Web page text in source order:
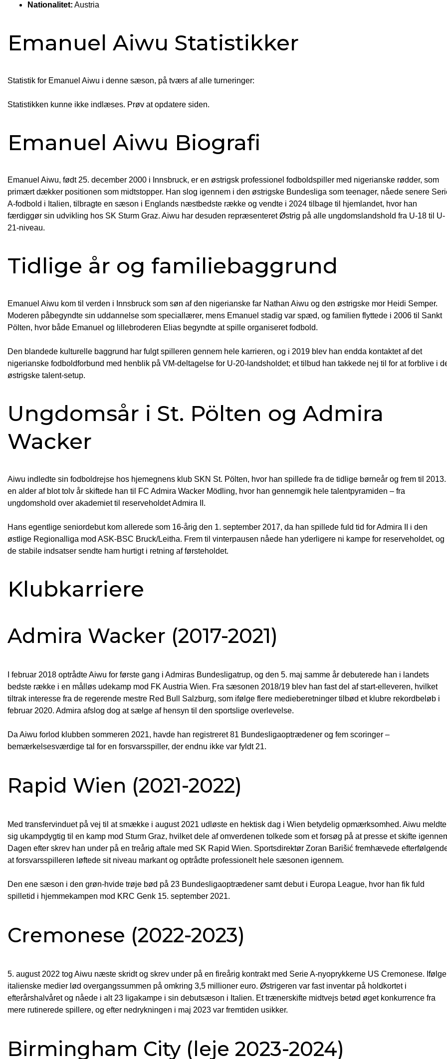
Nationalitet: Austria
Emanuel Aiwu Statistikker
Statistik for Emanuel Aiwu i denne sæson, på tværs af alle turneringer:
Statistikken kunne ikke indlæses. Prøv at opdatere siden.
Emanuel Aiwu Biografi
Emanuel Aiwu, født 25. december 2000 i Innsbruck, er en østrigsk professionel fodboldspiller med nigerianske rødder, som
primært dækker positionen som midtstopper. Han slog igennem i den østrigske Bundesliga som teenager, nåede senere
A-fodbold i Italien, tilbragte en sæson i Englands næstbedste række og vendte i 2024 tilbage til hjemlandet, hvor han
færdiggør sin udvikling hos SK Sturm Graz. Aiwu har desuden repræsenteret Østrig på alle ungdomslandshold fra U-18 til U-
21-niveau.
Tidlige år og familiebaggrund
Emanuel Aiwu kom til verden i Innsbruck som søn af den nigerianske far Nathan Aiwu og den østrigske mor Heidi Semper.
Moderen påbegyndte sin uddannelse som speciallærer, mens Emanuel stadig var spæd, og familien flyttede i 2006 til Sankt
Pölten, hvor både Emanuel og lillebroderen Elias begyndte at spille organiseret fodbold.
Den blandede kulturelle baggrund har fulgt spilleren gennem hele karrieren, og i 2019 blev han endda kontaktet af det
nigerianske fodboldforbund med henblik på VM-deltagelse for U-20-landsholdet; et tilbud han takkede nej til for at forblive i
østrigske talent-setup.
Ungdomsår i St. Pölten og Admira
Wacker
Aiwu indledte sin fodboldrejse hos hjemegnens klub SKN St. Pölten, hvor han spillede fra de tidlige børneår og frem til 2013.
en alder af blot tolv år skiftede han til FC Admira Wacker Mödling, hvor han gennemgik hele talentpyramiden – fra
ungdomshold over akademiet til reserveholdet Admira II.
Hans egentlige seniordebut kom allerede som 16-årig den 1. september 2017, da han spillede fuld tid for Admira II i den
østlige Regionalliga mod ASK-BSC Bruck/Leitha. Frem til vinterpausen nåede han yderligere ni kampe for reserveholdet, og
de stabile indsatser sendte ham hurtigt i retning af førsteholdet.
Klubkarriere
Admira Wacker (2017-2021)
I februar 2018 optrådte Aiwu for første gang i Admiras Bundesligatrup, og den 5. maj samme år debuterede han i landets
bedste række i en målløs udekamp mod FK Austria Wien. Fra sæsonen 2018/19 blev han fast del af start-elleveren, hvilket
tiltrak interesse fra de regerende mestre Red Bull Salzburg, som ifølge flere medieberetninger tilbød et klubre rekordbeløb i
februar 2020. Admira afslog dog at sælge af hensyn til den sportslige overlevelse.
Da Aiwu forlod klubben sommeren 2021, havde han registreret 81 Bundesligaoptrædener og fem scoringer –
bemærkelsesværdige tal for en forsvarsspiller, der endnu ikke var fyldt 21.
Rapid Wien (2021-2022)
Med transfervinduet på vej til at smække i august 2021 udløste en hektisk dag i Wien betydelig opmærksomhed. Aiwu meldte
sig ukampdygtig til en kamp mod Sturm Graz, hvilket dele af omverdenen tolkede som et forsøg på at presse et skifte
Dagen efter skrev han under på en treårig aftale med SK Rapid Wien. Sportsdirektør Zoran Barišić fremhævede
at forsvarsspilleren løftede sit niveau markant og optrådte professionelt hele sæsonen igennem.
Den ene sæson i den grøn-hvide trøje bød på 23 Bundesligaoptrædener samt debut i Europa League, hvor han fik fuld
spilletid i hjemmekampen mod KRC Genk 15. september 2021.
Cremonese (2022-2023)
5. august 2022 tog Aiwu næste skridt og skrev under på en fireårig kontrakt med Serie A-nyoprykkerne US Cremonese. Ifølge
italienske medier lød overgangssummen på omkring 3,5 millioner euro. Østrigeren var fast inventar på holdkortet i
efterårshalvåret og nåede i alt 23 ligakampe i sin debutsæson i Italien. Et trænerskifte midtvejs betød øget konkurrence fra
mere rutinerede spillere, og efter nedrykningen i maj 2023 var fremtiden usikker.
Birmingham City (leje 2023-2024)